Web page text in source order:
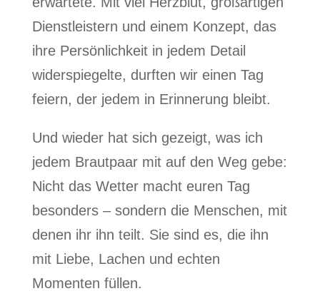
Dienstleistern und einem Konzept, das
ihre Persönlichkeit in jedem Detail
widerspiegelte, durften wir einen Tag
feiern, der jedem in Erinnerung bleibt.
Und wieder hat sich gezeigt, was ich
jedem Brautpaar mit auf den Weg gebe:
Nicht das Wetter macht euren Tag
besonders – sondern die Menschen, mit
denen ihr ihn teilt. Sie sind es, die ihn
mit Liebe, Lachen und echten
Momenten füllen.